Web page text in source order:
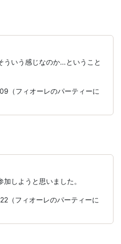
ういう感じなのか…ということ
（フィオーレのパーティーに
しようと思いました。
（フィオーレのパーティーに